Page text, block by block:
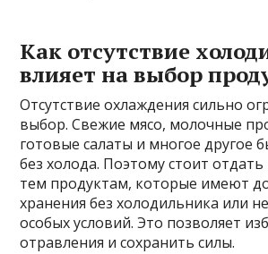
Как отсутствие
влияет на выбор
Отсутствие охлаждения сильно
выбор. Свежие мясо, молочные
готовые салаты и многое другое
без холода. Поэтому стоит
тем продуктам, которые имеют
хранения без холодильника или
особых условий. Это позволяет
отравления и сохранить силы.